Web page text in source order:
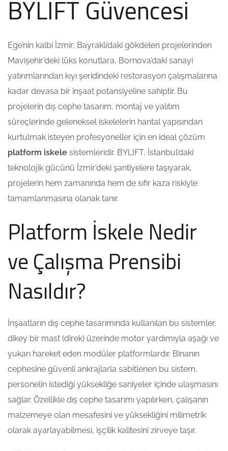
BYLIFT Güvencesi
Ege’nin kalbi İzmir; Bayraklı’daki gökdelen projelerinden
Mavişehir’deki lüks konutlara, Bornova’daki sanayi
yatırımlarından kıyı şeridindeki restorasyon çalışmalarına
kadar devasa bir inşaat potansiyeline sahiptir. Bu
projelerin dış cephe tasarım, montaj ve yalıtım
süreçlerinde geleneksel iskelelerin hantal yapısından
kurtulmak isteyen profesyoneller için en ideal çözüm
platform iskele sistemleridir. BYLIFT, İstanbul’daki
teknolojik gücünü İzmir’deki şantiyelere taşıyarak,
projelerin hem zamanında hem de sıfır kaza riskiyle
tamamlanmasına olanak tanır.
Platform İskele Nedir
ve Çalışma Prensibi
Nasıldır?
İnşaatların dış cephe tasarımında kullanılan bu sistemler,
dikey bir mast (direk) üzerinde motor yardımıyla aşağı ve
yukarı hareket eden modüler platformlardır. Binanın
cephesine güvenli ankrajlarla sabitlenen bu sistem,
personelin istediği yüksekliğe saniyeler içinde ulaşmasını
sağlar. Özellikle dış cephe tasarımı yapılırken, çalışanın
malzemeye olan mesafesini ve yüksekliğini milimetrik
olarak ayarlayabilmesi, işçilik kalitesini zirveye taşır.